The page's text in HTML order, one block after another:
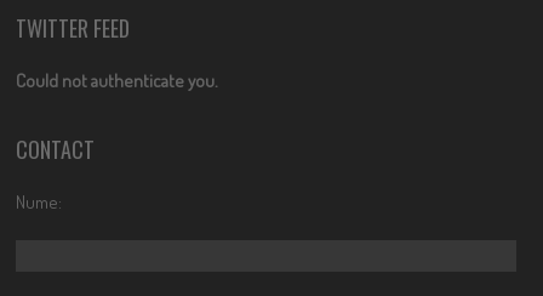
TWITTER FEED
Could not authenticate you.
CONTACT
Nume: